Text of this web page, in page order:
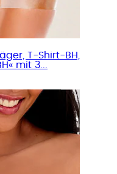
T-Shirt-BH,
mit 3...